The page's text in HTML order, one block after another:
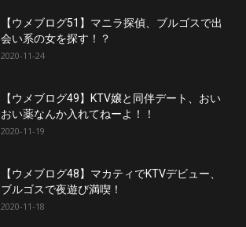
【ウメブログ51】マニラ探偵、ブルゴスで出
会い系の女を探す！？
2020-11-24
【ウメブログ49】KTV嬢と同伴デート、おい
おい薬なんか入れてねーよ！！
2020-11-19
【ウメブログ48】マカティでKTVデビュー、
ブルゴスで夜遊び満喫！
2020-11-18